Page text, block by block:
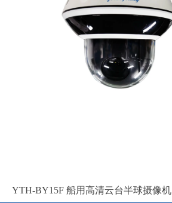
YTH-BY15F 船用高清云台半球摄像机